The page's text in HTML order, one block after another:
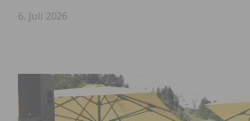
6. Juli 2026